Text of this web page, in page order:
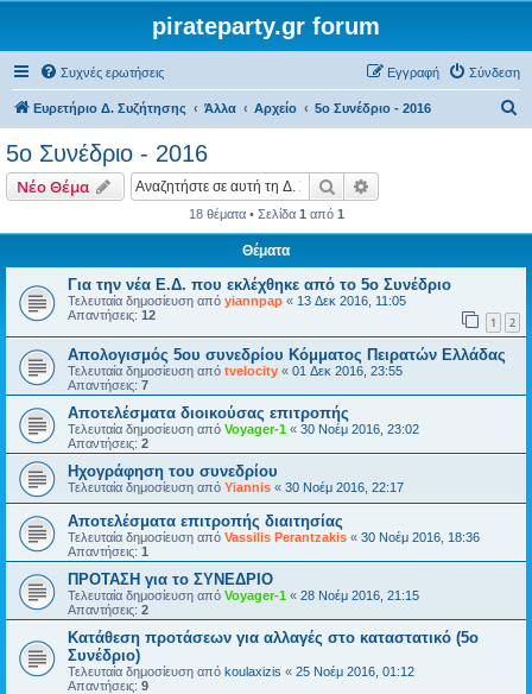
pirateparty.gr forum
Συχνές ερωτήσεις Σύνδεση
Εγγραφή
Ευρετήριο Δ. Συζήτησης Άλλα Αρχείο 5ο Συνέδριο - 2016
η
5ο Συνέδριο - 2016
Νέο Θέμα Αναζήτηση
18 θέματα • Σελίδα 1 από 1
Θέματα
Για την νέα Ε.Δ. που εκλέχθηκε από το 5ο Συνέδριο
Τελευταία δημοσίευση από yiannpap « 13 Δεκ 2016, 11:05
Απαντήσεις: 12 1 2
Απολογισμός 5ου συνεδρίου Κόμματος Πειρατών Ελλάδας
Τελευταία δημοσίευση από tvelocity « 01 Δεκ 2016, 23:55
Απαντήσεις: 7
Αποτελέσματα διοικούσας επιτροπής
Τελευταία δημοσίευση από Voyager-1 « 30 Νοέμ 2016, 23:02
Απαντήσεις: 2
Ηχογράφηση του συνεδρίου
Τελευταία δημοσίευση από Yiannis « 30 Νοέμ 2016, 22:17
Αποτελέσματα επιτροπής διαιτησίας
Τελευταία δημοσίευση από Vassilis Perantzakis « 30 Νοέμ 2016, 18:36
Απαντήσεις: 1
ΠΡΟΤΑΣΗ για το ΣΥΝΕΔΡΙΟ
Τελευταία δημοσίευση από Voyager-1 « 28 Νοέμ 2016, 21:15
Απαντήσεις: 2
Κατάθεση προτάσεων για αλλαγές στο καταστατικό (5ο
Συνέδριο)
Τελευταία δημοσίευση από koulaxizis « 25 Νοέμ 2016, 01:12
Απαντήσεις: 9